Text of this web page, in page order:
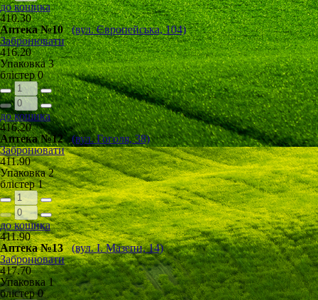
до кошика
410.30
Аптека №10
(вул. Європейська, 104)
Забронювати
416.20
Упаковка3
блістер0
до кошика
416.20
Аптека №12
(вул. Гоголя, 38)
Забронювати
411.90
Упаковка2
блістер1
до кошика
411.90
Аптека №13
(вул. І. Мазепи, 14)
Забронювати
417.70
Упаковка1
блістер0